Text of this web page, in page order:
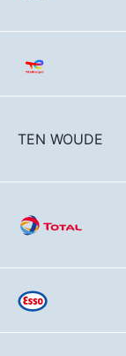
TEN WOUDE